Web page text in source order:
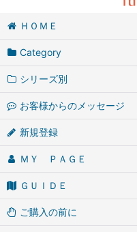
ＨＯＭＥ
Category
シリーズ別
お客様からのメッセージ
新規登録
ＭＹ ＰＡＧＥ
ＧＵＩＤＥ
ご購入の前に